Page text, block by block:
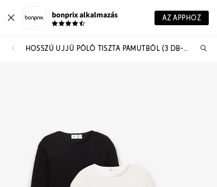
bonprix alkalmazás AZ APPHOZ
HOSSZÚ UJJÚ PÓLÓ TISZTA PAMUTBÓL (3 DB-OS CSOMAG)